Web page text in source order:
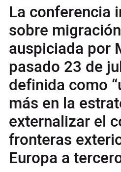
La conferencia
sobre
auspiciada por
pasado 23 de
definida como
más en la
externalizar el
fronteras
Europa a